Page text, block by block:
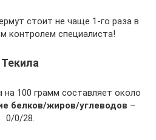
стоит не чаще 1-го раза в
контролем специалиста!
Текила
на 100 грамм составляет около
белков/жиров/углеводов –
0/0/28.